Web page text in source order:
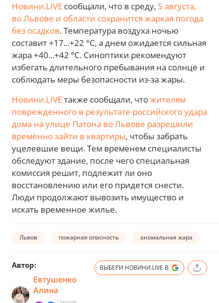
Новини.LIVE сообщали, что в среду, 5 августа,
во Львове и области сохранится жаркая погода
без осадков. Температура воздуха ночью
составит +17...+22 °C, а днем ожидается сильная
жара +40...+42 °C. Синоптики рекомендуют
избегать длительного пребывания на солнце и
соблюдать меры безопасности из-за жары.
Новини.LIVEтакже сообщали, чтожителям
поврежденного в результате российского удара
дома на улице Патона во Львове разрешили
временно зайти в квартиры, чтобы забрать
уцелевшие вещи. Тем временем специалисты
обследуют здание, после чего специальная
комиссия решит, подлежит ли оно
восстановлению или его придется снести.
Люди продолжают вывозить имущество и
искать временное жилье.
Львов пожарная опасность аномальная жара
Автор:
Евтушенко
Алина
ВЫБЕРИ НОВИНИ.LIVE В